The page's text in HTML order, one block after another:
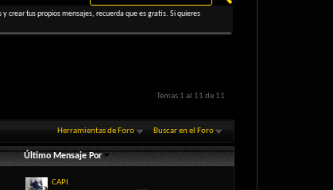
crear tus propios mensajes, recuerda que es gratis. Si quieres
Temas 1 al 11 de 11
Herramientas de Foro Buscar en el Foro
Último Mensaje Por
CAPI